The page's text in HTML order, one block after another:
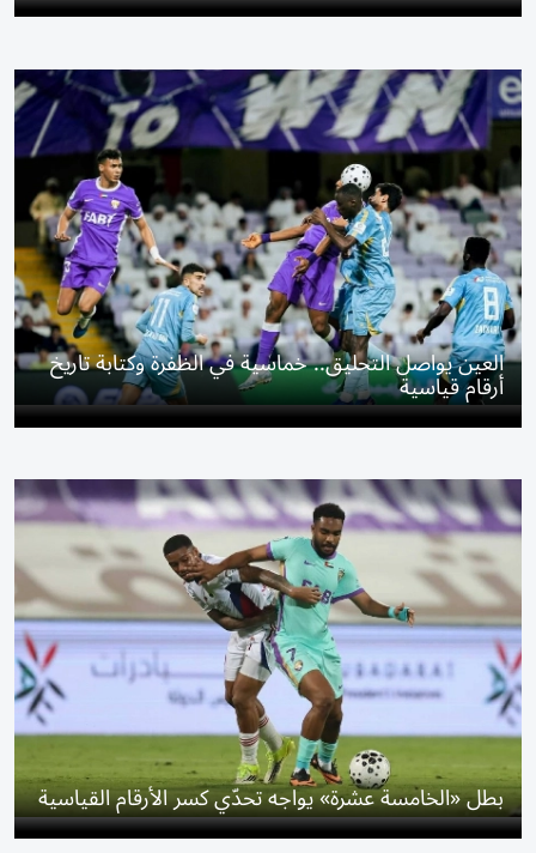
العين يواصل التحليق.. خماسية في الظفرة وكتابة تاريخ
أرقام قياسية
بطل «الخامسة عشرة» يواجه تحدّي كسر الأرقام القياسية